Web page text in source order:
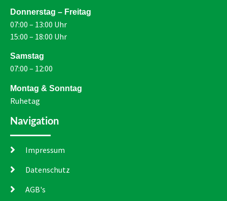
Donnerstag – Freitag
07:00 – 13:00 Uhr
15:00 – 18:00 Uhr
Samstag
07:00 – 12:00
Montag & Sonntag
Ruhetag
Navigation
Impressum
Datenschutz
AGB's